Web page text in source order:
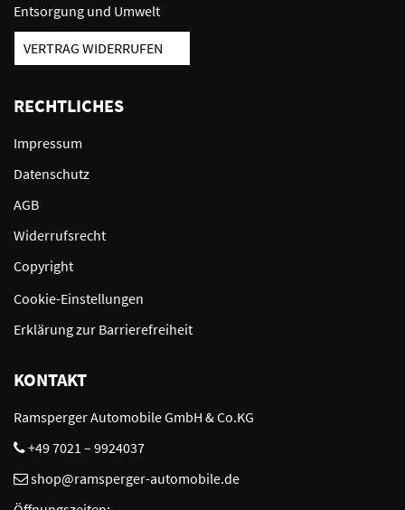
Entsorgung und Umwelt
VERTRAG WIDERRUFEN
RECHTLICHES
Impressum
Datenschutz
AGB
Widerrufsrecht
Copyright
Cookie-Einstellungen
Erklärung zur Barrierefreiheit
KONTAKT
Ramsperger Automobile GmbH & Co.KG
+49 7021 – 9924037
shop@ramsperger-automobile.de